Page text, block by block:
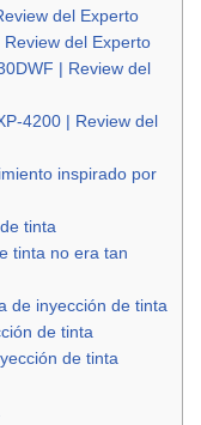
del Experto
del Experto
| Review del
4200 | Review del
inspirado por
tinta
tinta no era tan
de inyección de tinta
de tinta
de tinta